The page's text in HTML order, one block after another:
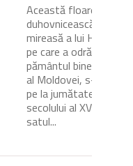
Această floare
duhovnicească și
mireasă a lui Hristos,
pe care a odrăslit-o
pământul
al Moldovei, s-a
pe la jumătatea
secolului al XVII-lea, în
satul...